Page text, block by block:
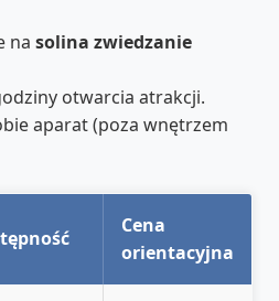
na solina zwiedzanie
otwarcia atrakcji.
aparat (poza wnętrzem
Cena
orientacyjna